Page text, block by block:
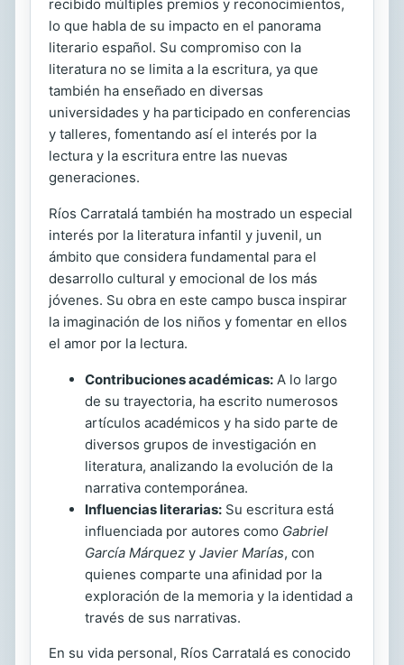
recibido múltiples premios y reconocimientos,
lo que habla de su impacto en el panorama
literario español. Su compromiso con la
literatura no se limita a la escritura, ya que
también ha enseñado en diversas
universidades y ha participado en conferencias
y talleres, fomentando así el interés por la
lectura y la escritura entre las nuevas
generaciones.
Ríos Carratalá también ha mostrado un especial
interés por la literatura infantil y juvenil, un
ámbito que considera fundamental para el
desarrollo cultural y emocional de los más
jóvenes. Su obra en este campo busca inspirar
la imaginación de los niños y fomentar en ellos
el amor por la lectura.
Contribuciones académicas: A lo largo
de su trayectoria, ha escrito numerosos
artículos académicos y ha sido parte de
diversos grupos de investigación en
literatura, analizando la evolución de la
narrativa contemporánea.
Influencias literarias: Su escritura está
influenciada por autores como Gabriel
García Márquez y Javier Marías, con
quienes comparte una afinidad por la
exploración de la memoria y la identidad a
través de sus narrativas.
En su vida personal, Ríos Carratalá es conocido